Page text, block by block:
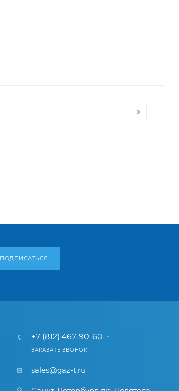
ПОДПИСАТЬСЯ
+7 (812) 467-90-60
ЗАКАЗАТЬ ЗВОНОК
sales@gaz-t.ru